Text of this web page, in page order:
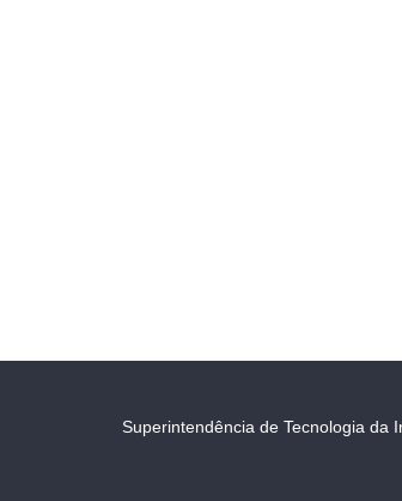
Superintendência de Tecnologia da